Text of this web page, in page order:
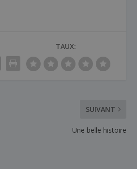
TAUX:
SUIVANT
Une belle histoire